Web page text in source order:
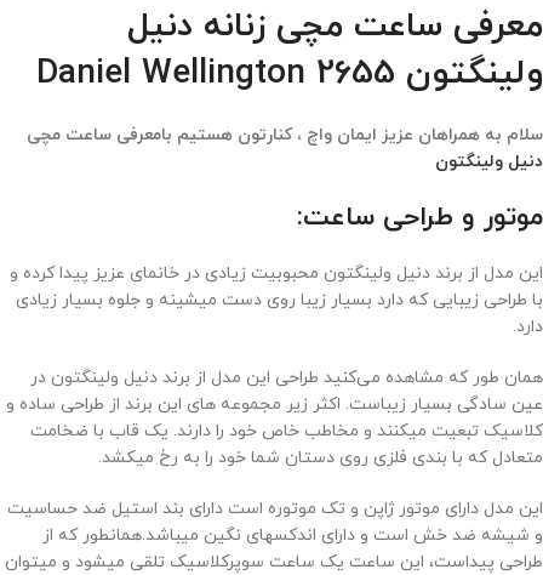
معرفی ساعت مچی زنانه دنیل
ولینگتون 2655 Daniel Wellington
سلام به همراهان عزیز ایمان واچ ، کنارتون هستیم بامعرفی ساعت مچی
دنیل ولینگتون
موتور و طراحی ساعت:
این مدل از برند دنیل ولینگتون محبوبیت زیادی در خانمای عزیز پیدا کرده و
با طراحی زیبایی که دارد بسیار زیبا روی دست میشینه و جلوه بسیار زیادی
دارد.
همان طور که مشاهده می‌کنید طراحی این مدل از برند دنیل ولینگتون در
عین سادگی بسیار زیباست. اکثر زیر مجموعه های این برند از طراحی ساده و
کلاسیک تبعیت میکنند و مخاطب خاص خود را دارند. یک قاب با ضخامت
متعادل که با بندی فلزی روی دستان شما خود را به رخ میکشد.
این مدل دارای موتور ژاپن و تک موتوره است دارای بند استیل ضد حساسیت
و شیشه ضد خش است و دارای اندکسهای نگین میباشد.همانطور که از
طراحی پیداست، این ساعت یک ساعت سوپرکلاسیک تلقی میشود و میتوان